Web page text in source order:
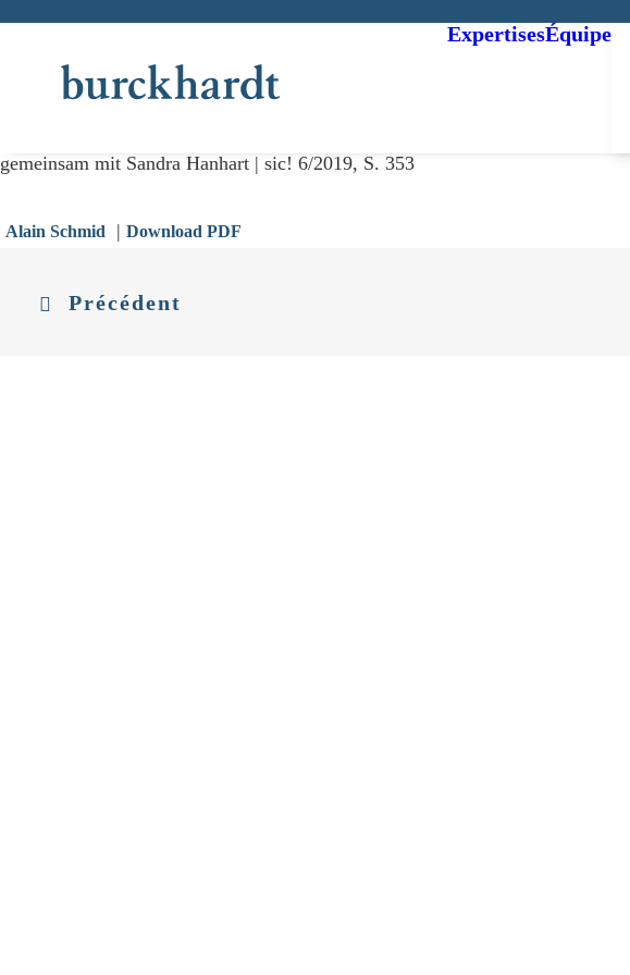
ExpertisesÉquipe
gemeinsam mit Sandra Hanhart | sic! 6/2019, S. 353
Alain Schmid | Download PDF
Précédent